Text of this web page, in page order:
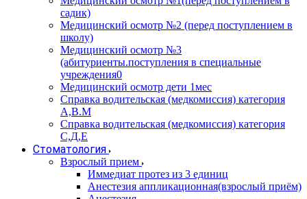
садик)
Медицинский осмотр №2 (перед поступлением в
школу)
Медицинский осмотр №3
(абитуриенты.поступления в специальные
учреждения0
Медицинский осмотр дети 1мес
Справка водительская (медкомиссия) категория
А,В.М
Справка водительская (медкомиссия) категория
С,Д,Е
Стоматология
Взрослый прием
Иммедиат протез из 3 единиц
Анестезия аппликационная(взрослый приём)